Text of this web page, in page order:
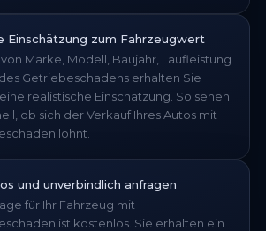
Einschätzung zum Fahrzeugwert
Marke, Modell, Baujahr, Laufleistung
Getriebeschadens erhalten Sie
realistische Einschätzung. So sehen
ob sich der Verkauf Ihres Autos mit
lohnt.
und unverbindlich anfragen
für Ihr Fahrzeug mit
ist kostenlos. Sie erhalten ein